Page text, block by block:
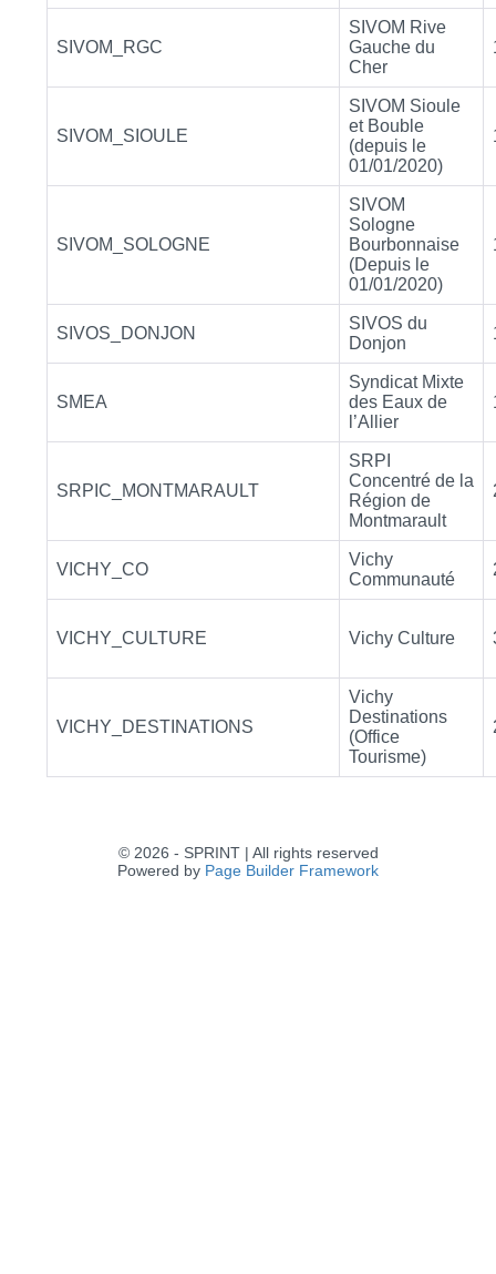
SIVOM_RGC
SIVOM Rive
Gauche du
Cher
SIVOM_SIOULE
SIVOM Sioule
et Bouble
(depuis le
01/01/2020)
SIVOM_SOLOGNE
SIVOM
Sologne
Bourbonnaise
(Depuis le
01/01/2020)
SIVOS_DONJON
SIVOS du
Donjon
SMEA
Syndicat Mixte
des Eaux de
l’Allier
SRPIC_MONTMARAULT
SRPI
Concentré de la
Région de
Montmarault
VICHY_CO
Vichy
Communauté
VICHY_CULTURE Vichy Culture
VICHY_DESTINATIONS
Vichy
Destinations
(Office
Tourisme)
© 2026 - SPRINT | All rights reserved
Powered by Page Builder Framework